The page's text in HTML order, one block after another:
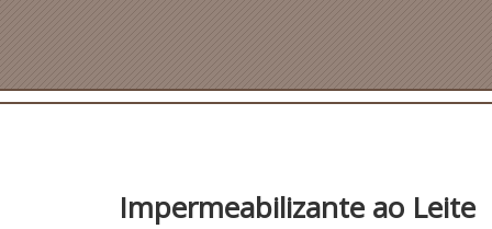
Impermeabilizante ao Leite